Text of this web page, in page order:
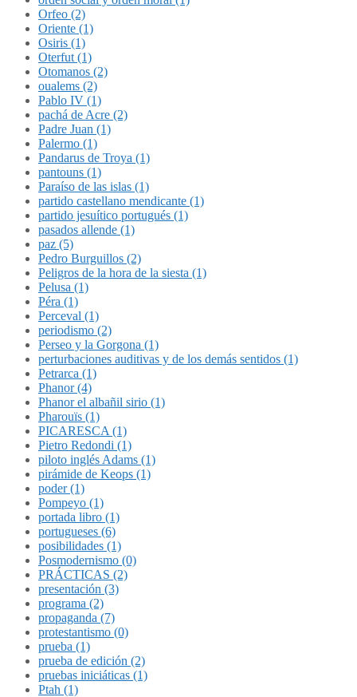
Orfeo (2)
Oriente (1)
Osiris (1)
Oterfut (1)
Otomanos (2)
oualems (2)
Pablo IV (1)
pachá de Acre (2)
Padre Juan (1)
Palermo (1)
Pandarus de Troya (1)
pantouns (1)
Paraíso de las islas (1)
partido castellano mendicante (1)
partido jesuítico portugués (1)
pasados allende (1)
paz (5)
Pedro Burguillos (2)
Peligros de la hora de la siesta (1)
Pelusa (1)
Péra (1)
Perceval (1)
periodismo (2)
Perseo y la Gorgona (1)
perturbaciones auditivas y de los demás sentidos (1)
Petrarca (1)
Phanor (4)
Phanor el albañil sirio (1)
Pharouïs (1)
PICARESCA (1)
Pietro Redondi (1)
piloto inglés Adams (1)
pirámide de Keops (1)
poder (1)
Pompeyo (1)
portada libro (1)
portugueses (6)
posibilidades (1)
Posmodernismo (0)
PRÁCTICAS (2)
presentación (3)
programa (2)
propaganda (7)
protestantismo (0)
prueba (1)
prueba de edición (2)
pruebas iniciáticas (1)
Ptah (1)